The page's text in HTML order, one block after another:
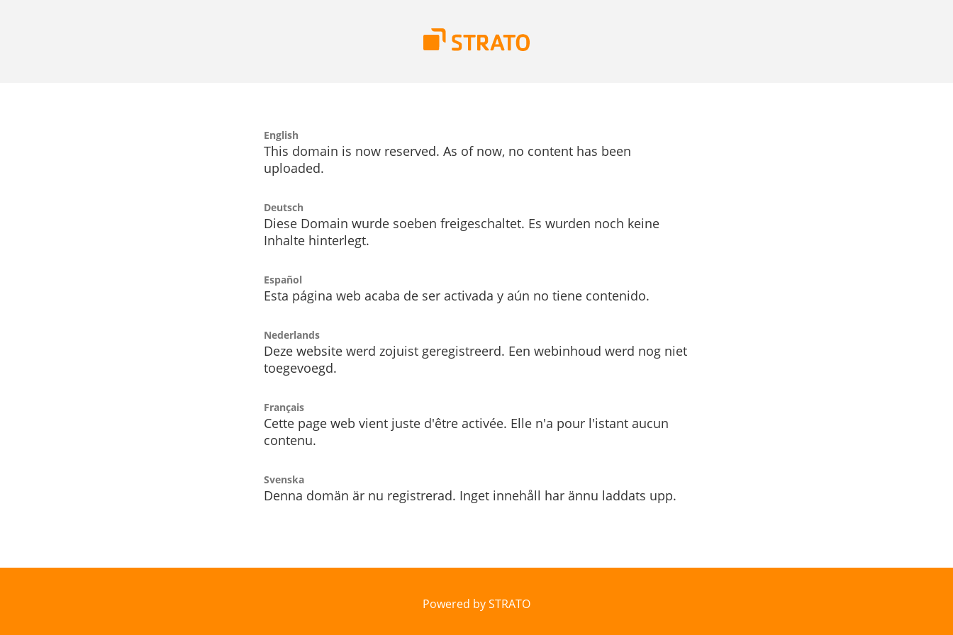
English
This domain is now reserved. As of now, no content has been
uploaded.
Deutsch
Diese Domain wurde soeben freigeschaltet. Es wurden noch keine
Inhalte hinterlegt.
Español
Esta página web acaba de ser activada y aún no tiene contenido.
Nederlands
Deze website werd zojuist geregistreerd. Een webinhoud werd nog niet
toegevoegd.
Français
Cette page web vient juste d'être activée. Elle n'a pour l'istant aucun
contenu.
Svenska
Denna domän är nu registrerad. Inget innehåll har ännu laddats upp.
Powered by STRATO